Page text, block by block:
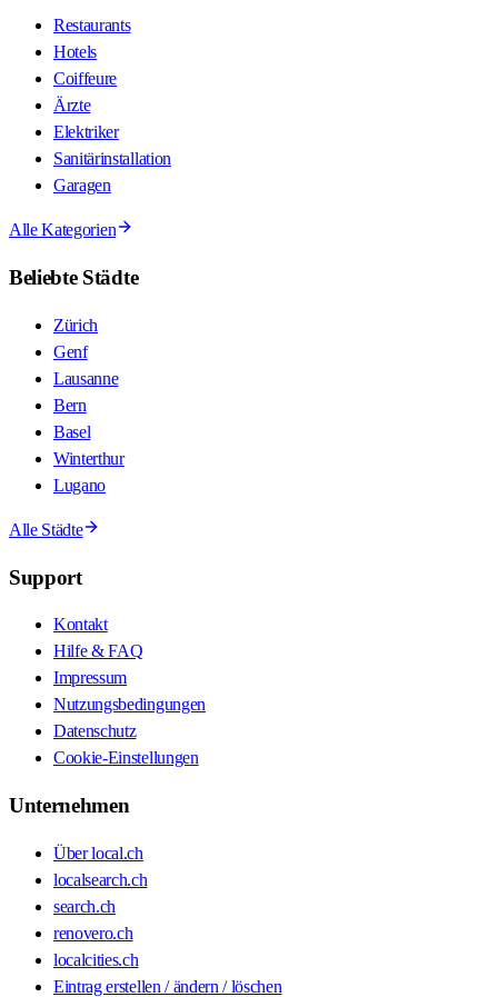
Restaurants
Hotels
Coiffeure
Ärzte
Elektriker
Sanitärinstallation
Garagen
Alle Kategorien
Beliebte Städte
Zürich
Genf
Lausanne
Bern
Basel
Winterthur
Lugano
Alle Städte
Support
Kontakt
Hilfe & FAQ
Impressum
Nutzungsbedingungen
Datenschutz
Cookie-Einstellungen
Unternehmen
Über local.ch
localsearch.ch
search.ch
renovero.ch
localcities.ch
Eintrag erstellen / ändern / löschen